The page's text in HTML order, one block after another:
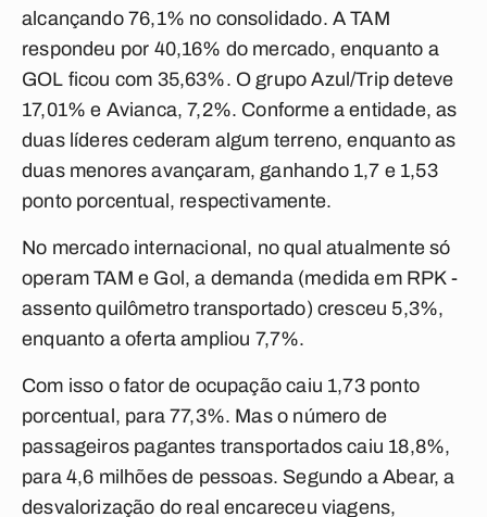
alcançando 76,1% no consolidado. A TAM
respondeu por 40,16% do mercado, enquanto a
GOL ficou com 35,63%. O grupo Azul/Trip deteve
17,01% e Avianca, 7,2%. Conforme a entidade, as
duas líderes cederam algum terreno, enquanto as
duas menores avançaram, ganhando 1,7 e 1,53
ponto porcentual, respectivamente.
No mercado internacional, no qual atualmente só
operam TAM e Gol, a demanda (medida em RPK -
assento quilômetro transportado) cresceu 5,3%,
enquanto a oferta ampliou 7,7%.
Com isso o fator de ocupação caiu 1,73 ponto
porcentual, para 77,3%. Mas o número de
passageiros pagantes transportados caiu 18,8%,
para 4,6 milhões de pessoas. Segundo a Abear, a
desvalorização do real encareceu viagens,